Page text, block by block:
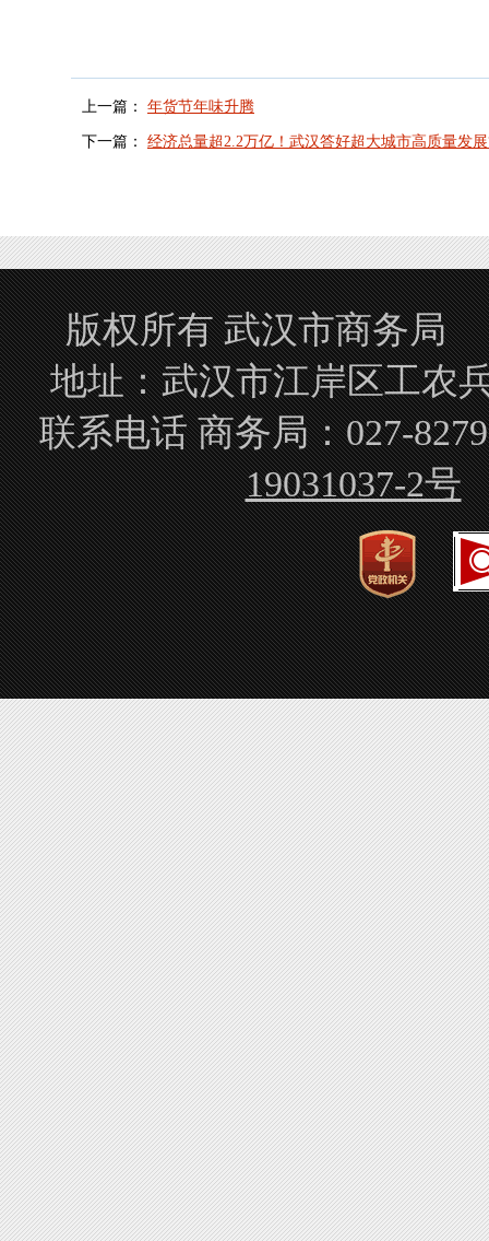
上一篇： 年货节年味升腾
下一篇： 经济总量超2.2万亿！武汉答好超大城市高质量发
版权所有 武汉市商务局
地址：武汉市江岸区工
联系电话 商务局：027-
19031037-2号